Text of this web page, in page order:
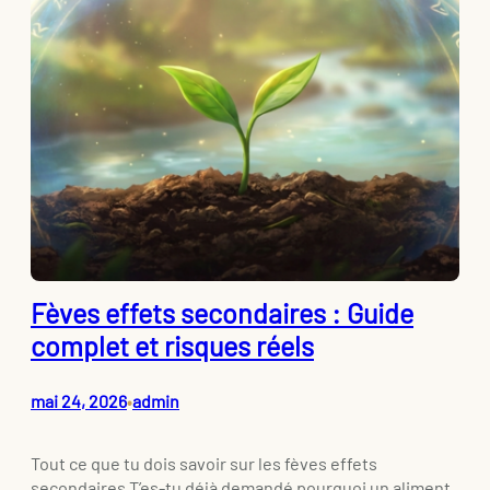
Fèves effets secondaires : Guide
complet et risques réels
mai 24, 2026•admin
Tout ce que tu dois savoir sur les fèves effets